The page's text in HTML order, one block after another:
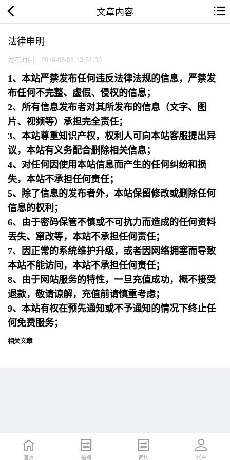
文章内容
法律申明
发布时间：2019-05-05 13:51:38
1、本站严禁发布任何违反法律法规的信息，严禁发
布任何不完整、虚假、侵权的信息；
2、所有信息发布者对其所发布的信息（文字、图
片、视频等）承担完全责任；
3、本站尊重知识产权，权利人可向本站客服提出异
议，本站有义务配合删除相关信息；
4、对任何因使用本站信息而产生的任何纠纷和损
失，本站不承担任何责任；
5、除了信息的发布者外，本站保留修改或删除任何
信息的权利；
6、由于密码保管不慎或不可抗力而造成的任何资料
丢失、窜改等，本站不承担任何责任；
7、因正常的系统维护升级，或者因网络拥塞而导致
本站不能访问，本站不承担任何责任；
8、由于网站服务的特性，一旦充值成功，概不接受
退款，敬请谅解，充值前请慎重考虑；
9、本站有权在预先通知或不予通知的情况下终止任
何免费服务；
相关文章
首页 招聘 简历 账户
首页 招聘 简历 账户